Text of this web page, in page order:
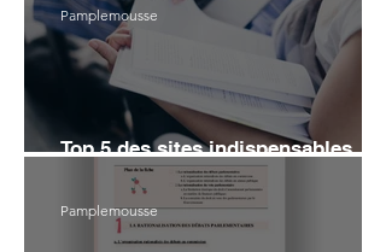
Top 5 des sites indispensables
pour réviser le droit en 2026
Pamplemousse
Pamplemousse